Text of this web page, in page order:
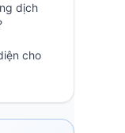
dịch
cho